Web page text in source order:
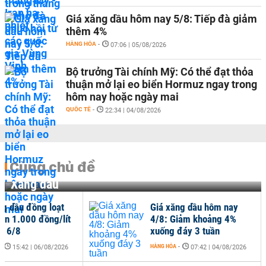
Giá xăng dầu hôm nay 5/8: Tiếp đà giảm
thêm 4%
HÀNG HÓA - 07:06 | 05/08/2026
Bộ trưởng Tài chính Mỹ: Có thể đạt thỏa
thuận mở lại eo biển Hormuz ngay trong
hôm nay hoặc ngày mai
QUỐC TẾ - 22:34 | 04/08/2026
Cùng chủ đề
Xăng dầu
dầu đồng loạt
1.000 đồng/lít
6/8
15:42 | 06/08/2026
Giá xăng dầu hôm nay
4/8: Giảm khoảng 4%
xuống đáy 3 tuần
HÀNG HÓA - 07:42 | 04/08/2026